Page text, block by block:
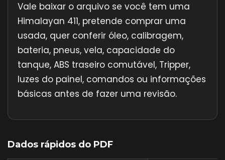
Vale baixar o arquivo se você tem uma
Himalayan 411, pretende comprar uma
usada, quer conferir óleo, calibragem,
bateria, pneus, vela, capacidade do
tanque, ABS traseiro comutável, Tripper,
luzes do painel, comandos ou informações
básicas antes de fazer uma revisão.
Dados rápidos do PDF